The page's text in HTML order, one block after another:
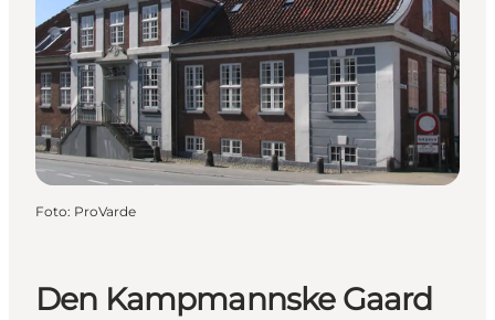
Mad & Overnatning
Køb billet
Planlæg din ferie
Den Kampmannske Gaard
Foto: ProVarde